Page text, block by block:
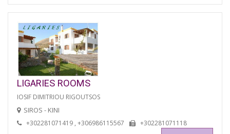
LIGARIES ROOMS
IOSIF DIMITRIOU RIGOUTSOS
SIROS - KINI
+302281071419 , +306986115567 +302281071118